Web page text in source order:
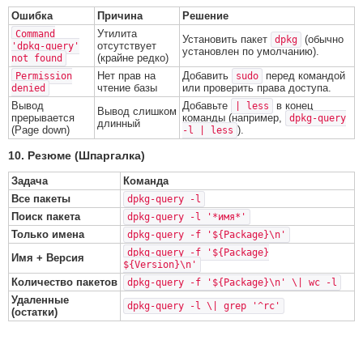
Ошибка Причина Решение
Command
'dpkg-query'
not found
Утилита
отсутствует
(крайне редко)
Установить пакет dpkg
(обычно
установлен по умолчанию).
Permission
denied
Нет прав на
чтение базы
Добавить sudo
перед командой
или проверить права доступа.
Вывод
прерывается
(Page down)
Вывод слишком
длинный
Добавьте | less
в конец
команды (например,
dpkg-query
-l | less ).
10. Резюме (Шпаргалка)
Задача
Команда
Все пакеты
dpkg-query -l
Поиск пакета dpkg-query -l '*имя*'
Только имена dpkg-query -f '${Package}\n'
Имя + Версия
dpkg-query -f '${Package}
${Version}\n'
Количество пакетов dpkg-query -f '${Package}\n' \| wc -l
Удаленные
(остатки)
dpkg-query -l \| grep '^rc'